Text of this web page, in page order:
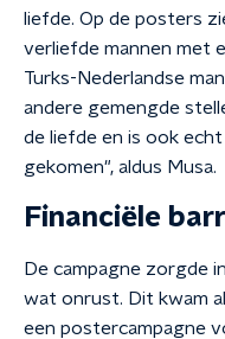
liefde. Op de posters
verliefde mannen met
Turks-Nederlandse
andere gemengde
de liefde en is ook
gekomen", aldus Musa.
Financiële
De campagne zorgde
wat onrust. Dit kwam
een postercampagne